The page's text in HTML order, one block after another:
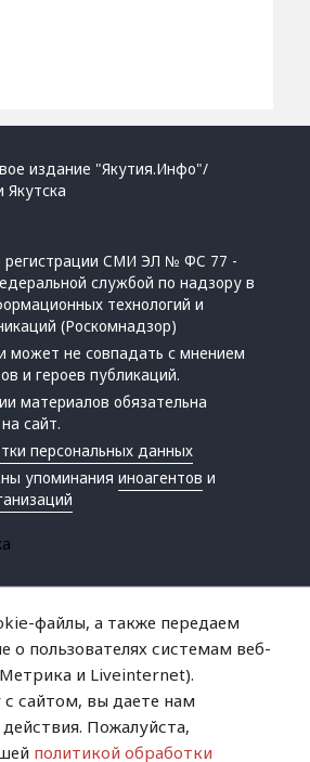
издание "Якутия.Инфо"/
Якутска
регистрации СМИ ЭЛ № ФС 77 -
службой по надзору в
технологий и
(Роскомнадзор)
может не совпадать с мнением
и героев публикаций.
материалов обязательна
сайт.
персональных данных
упоминанияиноагентов и
файлы, а также передаем
о пользователях системам веб-
и Liveinternet).
сайтом, вы даете нам
Пожалуйста,
политикой обработки